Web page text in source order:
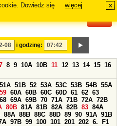
Dowiedz się
więcej x
i godzinę:
8 9 10A 10B 11 12 13 14 15 16
51A 51B 52 53A 53C 53B 54B 55A
59 60A 60B 60C 60D 61 62 63
68 69A 69B 70 71A 71B 72A 72B
80B 81A 81B 82A 82B 83 84A
88A 88B 88C 88D 89 90 91A 91B
97B 99 100 101 201 202 6.
F1